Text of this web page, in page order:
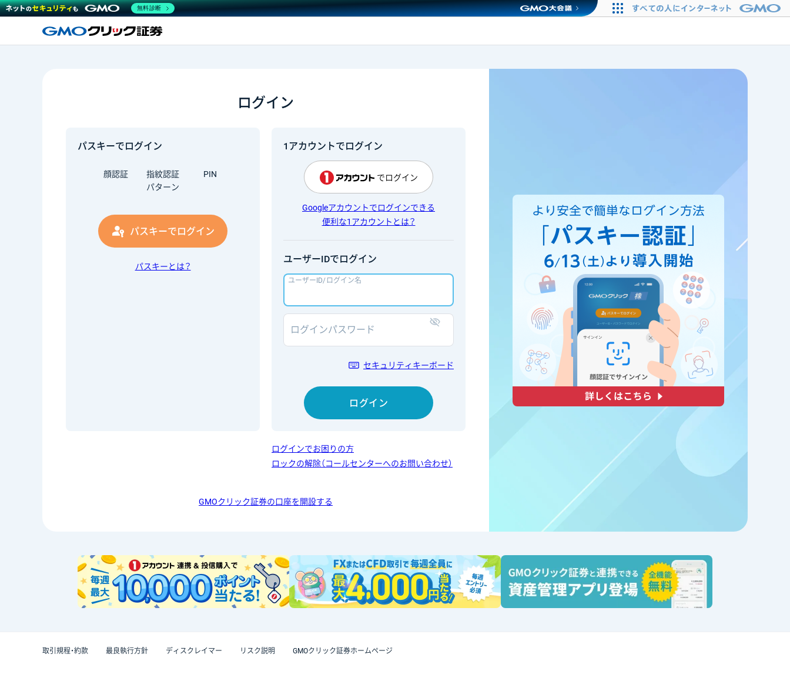
ログイン
パスキーでログイン
顔認証 指紋認証
PIN
パターン
パスキーでログイン
パスキーとは？
1アカウントでログイン
でログイン
Googleアカウントでログインできる
便利な1アカウントとは？
ユーザーIDでログイン
ユーザーID/ログイン名
ログインパスワード
セキュリティキーボード
ログイン
ログインでお困りの方
ロックの解除（コールセンターへのお問い合わせ）
GMOクリック証券の口座を開設する
取引規程・約款 最良執行方針 ディスクレイマー リスク説明 GMOクリック証券ホームページ
無料診断